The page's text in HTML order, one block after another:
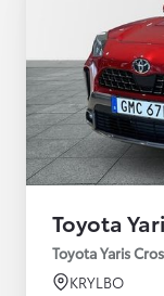
Toyota
Toyota Yaris
KRYLBO